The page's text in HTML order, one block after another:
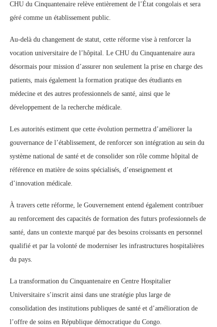
CHU du Cinquantenaire relève entièrement de l’État congolais et sera
géré comme un établissement public.
Au-delà du changement de statut, cette réforme vise à renforcer la
vocation universitaire de l’hôpital. Le CHU du Cinquantenaire aura
désormais pour mission d’assurer non seulement la prise en charge des
patients, mais également la formation pratique des étudiants en
médecine et des autres professionnels de santé, ainsi que le
développement de la recherche médicale.
Les autorités estiment que cette évolution permettra d’améliorer la
gouvernance de l’établissement, de renforcer son intégration au sein du
système national de santé et de consolider son rôle comme hôpital de
référence en matière de soins spécialisés, d’enseignement et
d’innovation médicale.
À travers cette réforme, le Gouvernement entend également contribuer
au renforcement des capacités de formation des futurs professionnels de
santé, dans un contexte marqué par des besoins croissants en personnel
qualifié et par la volonté de moderniser les infrastructures hospitalières
du pays.
La transformation du Cinquantenaire en Centre Hospitalier
Universitaire s’inscrit ainsi dans une stratégie plus large de
consolidation des institutions publiques de santé et d’amélioration de
l’offre de soins en République démocratique du Congo.